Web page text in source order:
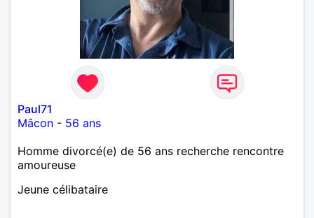
Paul71
Mâcon - 56 ans
Homme divorcé(e) de 56 ans recherche rencontre
amoureuse
Jeune célibataire